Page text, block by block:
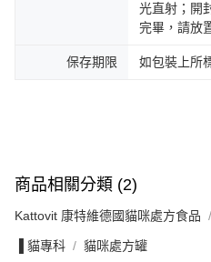
光直射；開
完畢，請放
保存期限 如包裝上所
商品相關分類 (2)
Kattovit 康特維德國貓咪處方食品
▐ 貓專科 貓咪處方罐